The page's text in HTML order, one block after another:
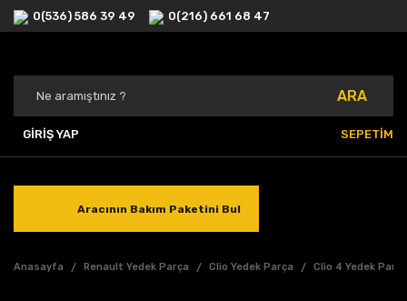
0(536) 586 39 49 0(216) 661 68 47
ARA
GİRİŞ YAP SEPETİM
Aracının Bakım Paketini Bul
Anasayfa Renault Yedek Parça Clio Yedek Parça Clio 4 Yedek